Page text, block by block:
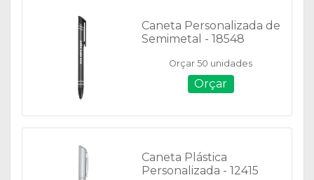
Caneta Personalizada de
Semimetal - 18548
Orçar 50 unidades
Orçar
Caneta Plástica
Personalizada - 12415